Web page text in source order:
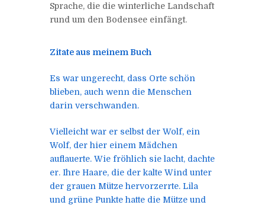
Sprache, die die winterliche Landschaft
rund um den Bodensee einfängt.
Zitate aus meinem Buch
Es war ungerecht, dass Orte schön
blieben, auch wenn die Menschen
darin verschwanden.
Vielleicht war er selbst der Wolf, ein
Wolf, der hier einem Mädchen
auflauerte. Wie fröhlich sie lacht, dachte
er. Ihre Haare, die der kalte Wind unter
der grauen Mütze hervorzerrte. Lila
und grüne Punkte hatte die Mütze und